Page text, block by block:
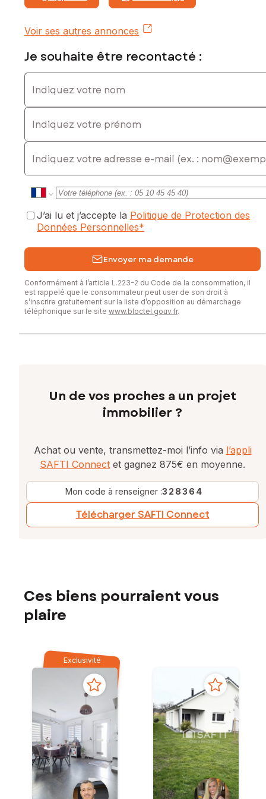
SARREGUEMINES sous le numéro 802 857 748
Voir ses autres annonces
Je souhaite être recontacté :
Indiquez votre nom
Indiquez votre prénom
E-mail
J’ai lu et j’accepte la Politique de Protection des
Données Personnelles*
Envoyer ma demande
Conformément à l’article L.223-2 du Code de la consommation, il
est rappelé que le consommateur peut user de son droit à
s’inscrire gratuitement sur la liste d’opposition au démarchage
téléphonique sur le site www.bloctel.gouv.fr.
Un de vos proches a un projet
immobilier ?
Achat ou vente, transmettez-moi l’info via l’appli
SAFTI Connect et gagnez 875€ en moyenne.
Mon code à renseigner :328364
Télécharger SAFTI Connect
Ces biens pourraient vous
plaire
Exclusivité